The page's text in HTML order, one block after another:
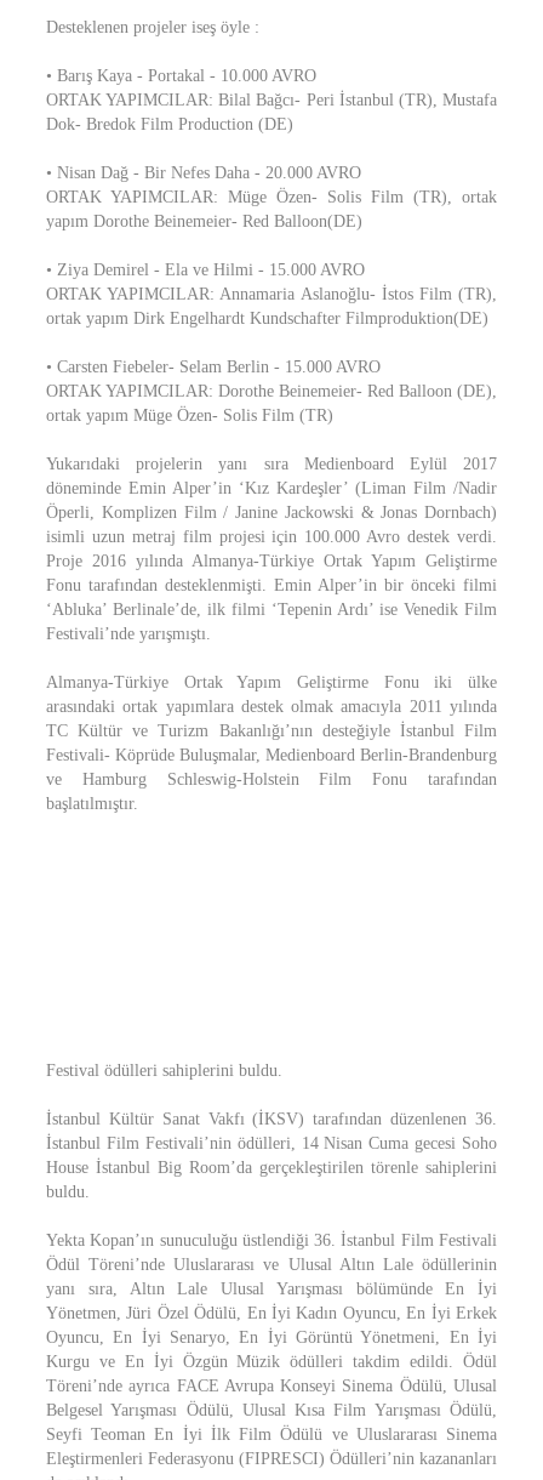
Desteklenen projeler iseş öyle :
• Barış Kaya - Portakal - 10.000 AVRO
ORTAK YAPIMCILAR: Bilal Bağcı- Peri İstanbul (TR), Mustafa
Dok- Bredok Film Production (DE)
• Nisan Dağ - Bir Nefes Daha - 20.000 AVRO
ORTAK YAPIMCILAR: Müge Özen- Solis Film (TR), ortak
yapım Dorothe Beinemeier- Red Balloon(DE)
• Ziya Demirel - Ela ve Hilmi - 15.000 AVRO
ORTAK YAPIMCILAR: Annamaria Aslanoğlu- İstos Film (TR),
ortak yapım Dirk Engelhardt Kundschafter Filmproduktion(DE)
• Carsten Fiebeler- Selam Berlin - 15.000 AVRO
ORTAK YAPIMCILAR: Dorothe Beinemeier- Red Balloon (DE),
ortak yapım Müge Özen- Solis Film (TR)
Yukarıdaki projelerin yanı sıra Medienboard Eylül 2017
döneminde Emin Alper’in ‘Kız Kardeşler’ (Liman Film /Nadir
Öperli, Komplizen Film / Janine Jackowski & Jonas Dornbach)
isimli uzun metraj film projesi için 100.000 Avro destek verdi.
Proje 2016 yılında Almanya-Türkiye Ortak Yapım Geliştirme
Fonu tarafından desteklenmişti. Emin Alper’in bir önceki filmi
‘Abluka’ Berlinale’de, ilk filmi ‘Tepenin Ardı’ ise Venedik Film
Festivali’nde yarışmıştı.
Almanya-Türkiye Ortak Yapım Geliştirme Fonu iki ülke
arasındaki ortak yapımlara destek olmak amacıyla 2011 yılında
TC Kültür ve Turizm Bakanlığı’nın desteğiyle İstanbul Film
Festivali- Köprüde Buluşmalar, Medienboard Berlin-Brandenburg
ve Hamburg Schleswig-Holstein Film Fonu tarafından
başlatılmıştır.
Festival ödülleri sahiplerini buldu.
İstanbul Kültür Sanat Vakfı (İKSV) tarafından düzenlenen 36.
İstanbul Film Festivali’nin ödülleri, 14 Nisan Cuma gecesi Soho
House İstanbul Big Room’da gerçekleştirilen törenle sahiplerini
buldu.
Yekta Kopan’ın sunuculuğu üstlendiği 36. İstanbul Film Festivali
Ödül Töreni’nde Uluslararası ve Ulusal Altın Lale ödüllerinin
yanı sıra, Altın Lale Ulusal Yarışması bölümünde En İyi
Yönetmen, Jüri Özel Ödülü, En İyi Kadın Oyuncu, En İyi Erkek
Oyuncu, En İyi Senaryo, En İyi Görüntü Yönetmeni, En İyi
Kurgu ve En İyi Özgün Müzik ödülleri takdim edildi. Ödül
Töreni’nde ayrıca FACE Avrupa Konseyi Sinema Ödülü, Ulusal
Belgesel Yarışması Ödülü, Ulusal Kısa Film Yarışması Ödülü,
Seyfi Teoman En İyi İlk Film Ödülü ve Uluslararası Sinema
Eleştirmenleri Federasyonu (FIPRESCI) Ödülleri’nin kazananları